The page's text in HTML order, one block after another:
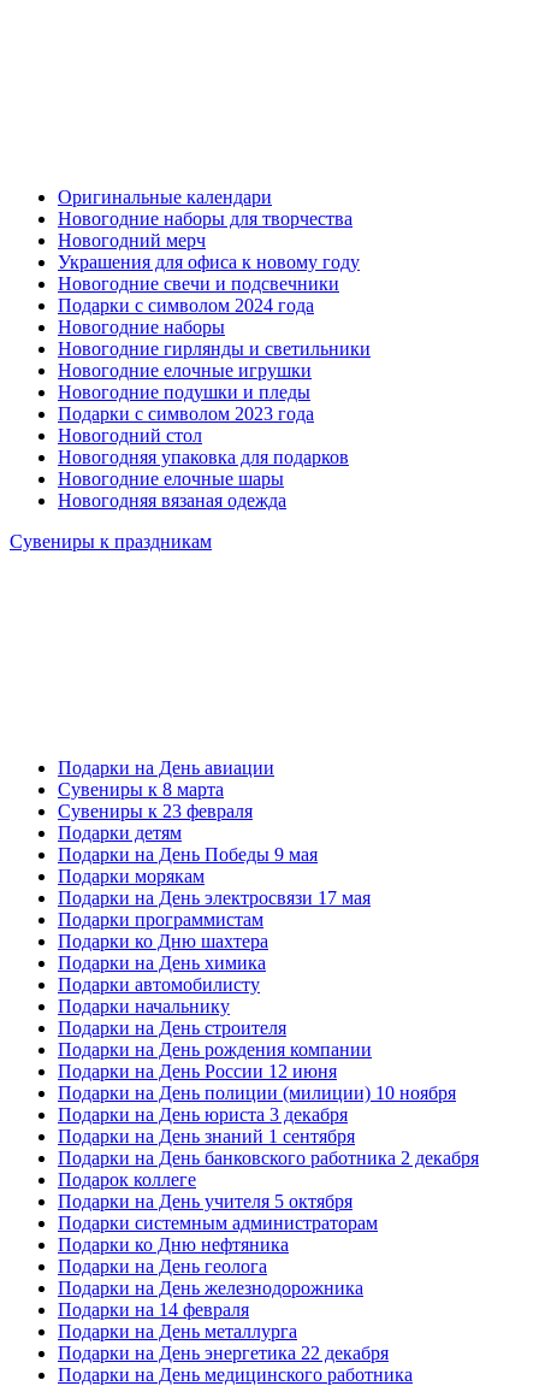
Оригинальные календари
Новогодние наборы для творчества
Новогодний мерч
Украшения для офиса к новому году
Новогодние свечи и подсвечники
Подарки с символом 2024 года
Новогодние наборы
Новогодние гирлянды и светильники
Новогодние елочные игрушки
Новогодние подушки и пледы
Подарки с символом 2023 года
Новогодний стол
Новогодняя упаковка для подарков
Новогодние елочные шары
Новогодняя вязаная одежда
Сувениры к праздникам
Подарки на День авиации
Сувениры к 8 марта
Сувениры к 23 февраля
Подарки детям
Подарки на День Победы 9 мая
Подарки морякам
Подарки на День электросвязи 17 мая
Подарки программистам
Подарки ко Дню шахтера
Подарки на День химика
Подарки автомобилисту
Подарки начальнику
Подарки на День строителя
Подарки на День рождения компании
Подарки на День России 12 июня
Подарки на День полиции (милиции) 10 ноября
Подарки на День юриста 3 декабря
Подарки на День знаний 1 сентября
Подарки на День банковского работника 2 декабря
Подарок коллеге
Подарки на День учителя 5 октября
Подарки системным администраторам
Подарки ко Дню нефтяника
Подарки на День геолога
Подарки на День железнодорожника
Подарки на 14 февраля
Подарки на День металлурга
Подарки на День энергетика 22 декабря
Подарки на День медицинского работника